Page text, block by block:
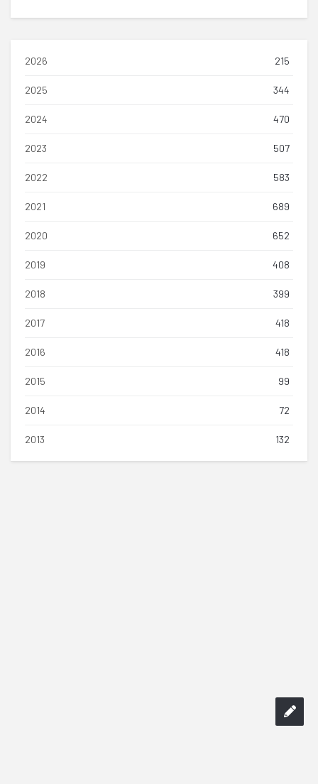
2026 215
2025 344
2024 470
2023 507
2022 583
2021 689
2020 652
2019 408
2018 399
2017 418
2016 418
2015 99
2014 72
2013 132